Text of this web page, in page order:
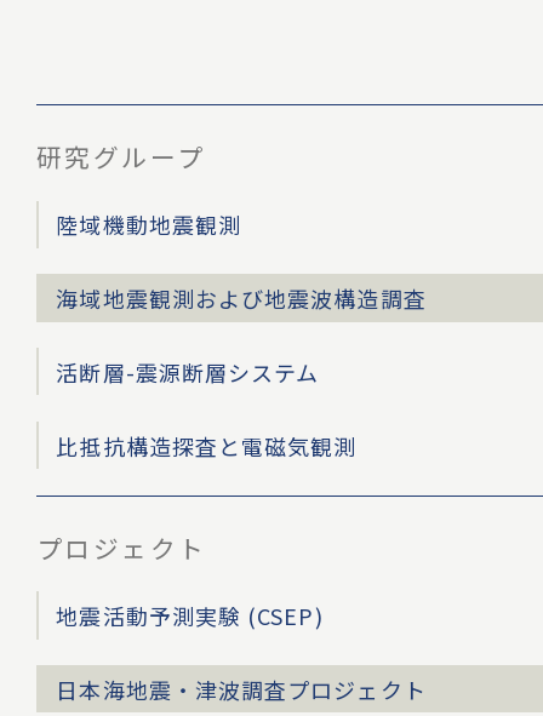
研究グループ
陸域機動地震観測
海域地震観測および地震波構造調査
活断層-震源断層システム
比抵抗構造探査と電磁気観測
プロジェクト
地震活動予測実験 (CSEP)
日本海地震・津波調査プロジェクト